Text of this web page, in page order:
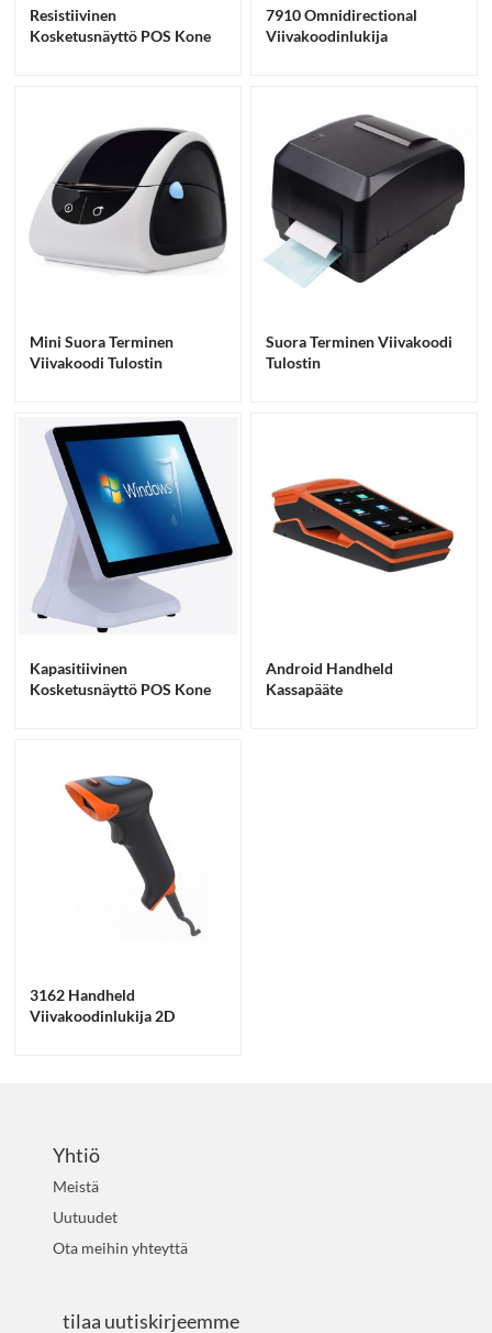
Resistiivinen
Kosketusnäyttö POS Kone
7910 Omnidirectional
Viivakoodinlukija
Mini Suora Terminen
Viivakoodi Tulostin
Suora Terminen Viivakoodi
Tulostin
Kapasitiivinen
Kosketusnäyttö POS Kone
Android Handheld
Kassapääte
3162 Handheld
Viivakoodinlukija 2D
Yhtiö
Meistä
Uutuudet
Ota meihin yhteyttä
tilaa uutiskirjeemme